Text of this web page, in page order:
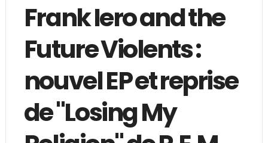
Frank Iero and the
Future Violents :
nouvel EP et reprise
de "Losing My